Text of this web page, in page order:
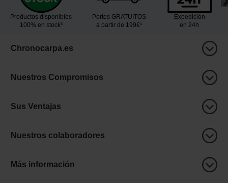
Productos disponibles
100% en stock³
Portes GRATUITOS
a partir de 199€¹
Expedición
en 24h
Chronocarpa.es
Nuestros Compromisos
Sus Ventajas
Nuestros colaboradores
Más información